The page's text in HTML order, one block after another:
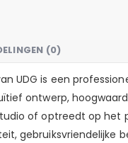
(0)
UDG is een
ontwerp,
of optreedt op